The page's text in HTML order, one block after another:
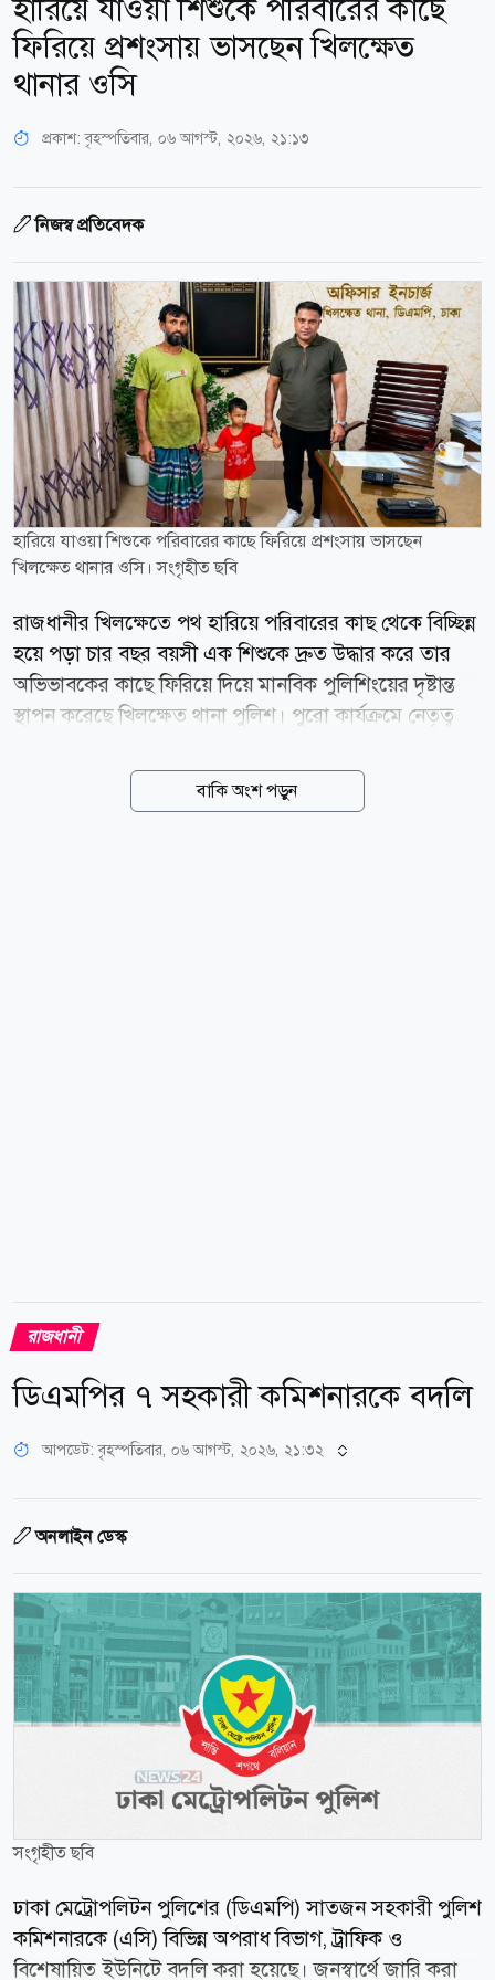
হারিয়ে যাওয়া শিশুকে পরিবারের কাছে
ফিরিয়ে প্রশংসায় ভাসছেন খিলক্ষেত
থানার ওসি
প্রকাশ:বৃহস্পতিবার, ০৬ আগস্ট, ২০২৬, ২১:১৩
নিজস্ব প্রতিবেদক
হারিয়ে যাওয়া শিশুকে পরিবারের কাছে ফিরিয়ে প্রশংসায় ভাসছেন
খিলক্ষেত থানার ওসি। সংগৃহীত ছবি
রাজধানীর খিলক্ষেতে পথ হারিয়ে পরিবারের কাছ থেকে বিচ্ছিন্ন
হয়ে পড়া চার বছর বয়সী এক শিশুকে দ্রুত উদ্ধার করে তার
অভিভাবকের কাছে ফিরিয়ে দিয়ে মানবিক পুলিশিংয়ের দৃষ্টান্ত
স্থাপন করেছে খিলক্ষেত থানা পুলিশ। পুরো কার্যক্রমে নেতৃত্ব
হোসাইন। তাঁর নির্দেশনায় পুলিশের তাৎক্ষণিক উদ্যোগ ও
সমন্বিত তৎপরতায় অল্প সময়ের মধ্যেই শিশুটিকে নিরাপদে
বাকি অংশ পড়ুন
রাজধানী
ডিএমপির ৭ সহকারী কমিশনারকে বদলি
আপডেট: বৃহস্পতিবার, ০৬ আগস্ট, ২০২৬, ২১:৩২
অনলাইন ডেস্ক
সংগৃহীত ছবি
ঢাকা মেট্রোপলিটন পুলিশের (ডিএমপি) সাতজন সহকারী পুলিশ
কমিশনারকে (এসি) বিভিন্ন অপরাধ বিভাগ, ট্রাফিক ও
বিশেষায়িত ইউনিটে বদলি করা হয়েছে। জনস্বার্থে জারি করা